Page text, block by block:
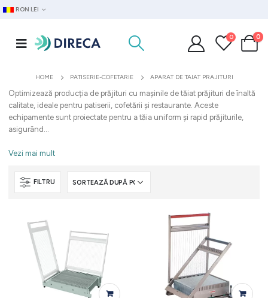
RON LEI
0 0
HOME PATISERIE-COFETARIE APARAT DE TAIAT PRAJITURI
Optimizează producția de prăjituri cu mașinile de tăiat prăjituri de înaltă
calitate, ideale pentru patiserii, cofetării și restaurante. Aceste
echipamente sunt proiectate pentru a tăia uniform și rapid prăjiturile,
asigurând...
Vezi mai mult
FILTRU